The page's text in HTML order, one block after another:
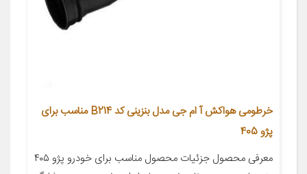
خرطومی هواکش آ ام جی مدل بنزینی کد B214 مناسب برای
پژو 405
معرفی محصول جزئیات محصول مناسب برای خودرو پژو ۴۰۵